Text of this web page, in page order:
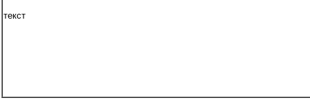
текст